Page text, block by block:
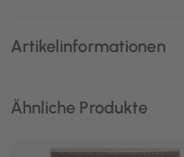
Artikelinformationen